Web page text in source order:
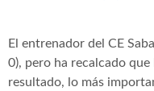
El entrenador del CE
0), pero ha recalcado
resultado, lo más